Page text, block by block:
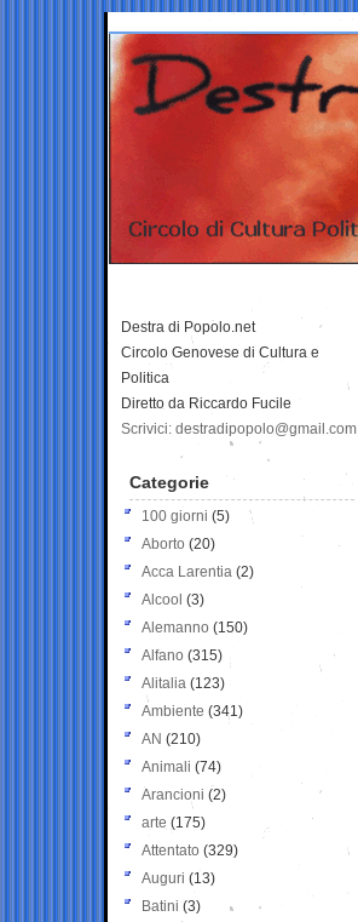
Destra di Popolo.net
Circolo Genovese di Cultura e
Politica
Diretto da Riccardo Fucile
Scrivici: destradipopolo@gmail.com
Categorie
100 giorni (5)
Aborto (20)
Acca Larentia (2)
Alcool (3)
Alemanno (150)
Alfano (315)
Alitalia (123)
Ambiente (341)
AN (210)
Animali (74)
Arancioni (2)
arte (175)
Attentato (329)
Auguri (13)
Batini (3)